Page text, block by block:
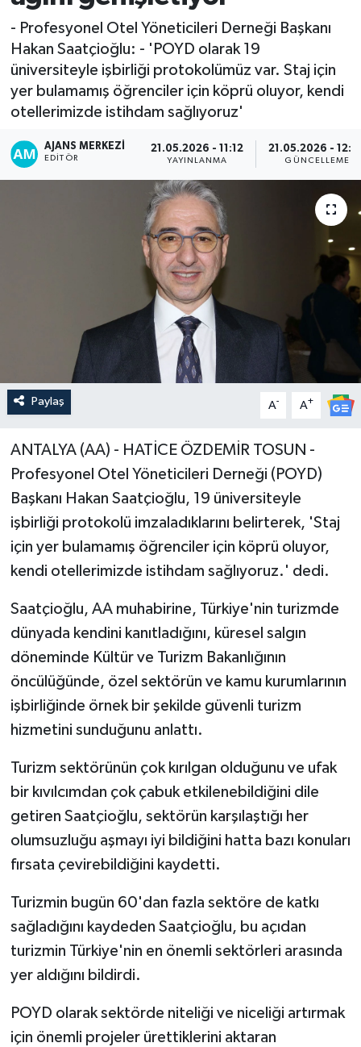
- Profesyonel Otel Yöneticileri Derneği Başkanı
Hakan Saatçioğlu: - 'POYD olarak 19
üniversiteyle işbirliği protokolümüz var. Staj için
yer bulamamış öğrenciler için köprü oluyor, kendi
otellerimizde istihdam sağlıyoruz'
AJANS MERKEZI
EDITÖR
21.05.2026 - 11:12
YAYINLANMA
21.05.2026 -
GÜNCELLEME
Paylaş A- A+
ANTALYA (AA) - HATİCE ÖZDEMİR TOSUN -
Profesyonel Otel Yöneticileri Derneği (POYD)
Başkanı Hakan Saatçioğlu, 19 üniversiteyle
işbirliği protokolü imzaladıklarını belirterek, 'Staj
için yer bulamamış öğrenciler için köprü oluyor,
kendi otellerimizde istihdam sağlıyoruz.' dedi.
Saatçioğlu, AA muhabirine, Türkiye'nin turizmde
dünyada kendini kanıtladığını, küresel salgın
döneminde Kültür ve Turizm Bakanlığının
öncülüğünde, özel sektörün ve kamu kurumlarının
işbirliğinde örnek bir şekilde güvenli turizm
hizmetini sunduğunu anlattı.
Turizm sektörünün çok kırılgan olduğunu ve ufak
bir kıvılcımdan çok çabuk etkilenebildiğini dile
getiren Saatçioğlu, sektörün karşılaştığı her
olumsuzluğu aşmayı iyi bildiğini hatta bazı konuları
fırsata çevirebildiğini kaydetti.
Turizmin bugün 60'dan fazla sektöre de katkı
sağladığını kaydeden Saatçioğlu, bu açıdan
turizmin Türkiye'nin en önemli sektörleri arasında
yer aldığını bildirdi.
POYD olarak sektörde niteliği ve niceliği artırmak
için önemli projeler ürettiklerini aktaran